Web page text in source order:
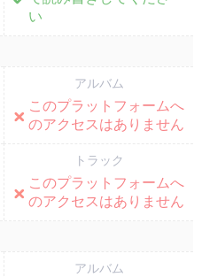
い
アルバム
;
このプラットフォームへ
のアクセスはありません
トラック
;
このプラットフォームへ
のアクセスはありません
アルバム